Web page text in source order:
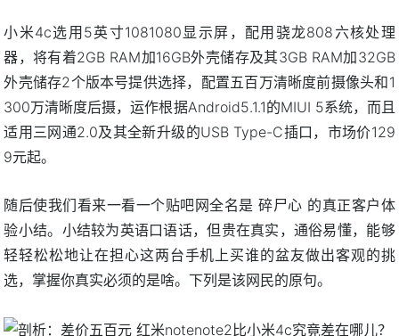
小米4c选用5英寸1081080显示屏，配用骁龙808六核处理
器，将有着2GB RAM加16GB外壳储存及其3GB RAM加32GB
外壳储存2个版本号提供选择，配置五百万清晰度前摄像头和1
300万清晰度后摄，运作根据Android5.1.1的MIUI 5系统，而且
适用三网通2.0及其全新升级的USB Type-C插口，市场价129
9元起。
随后使我们看来一看一个贴吧网全名是 碎尸心 的真正客户体
验小结。小结较为英语口语话，但贵在真实，通俗易懂，能够
轻轻松松地让在担心这两台手机上买谁的盆友做出客观的挑
选，掌握你真实必须的是啥。下列是该网民的原句。